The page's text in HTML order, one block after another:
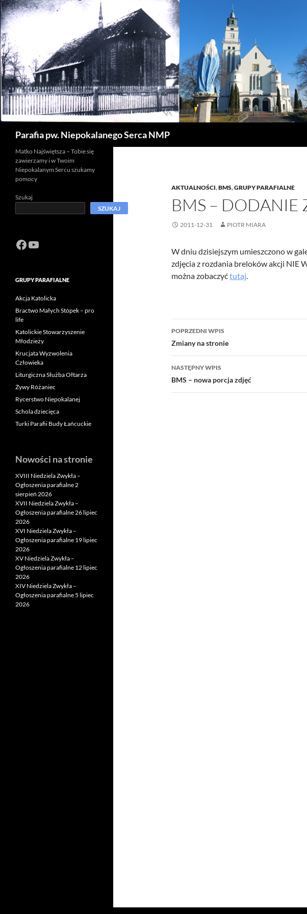
Parafia pw. Niepokalanego Serca NMP
AKTUALNOŚCI,BMS,GRUPY PARAFIALNE
BMS – DODANIE
2011-12-31 PIOTR MIARA
W dniu dzisiejszym umieszczono w
zdjęcia z rozdania breloków akcji NIE
można zobaczyćtutaj.
Nawigacja
wpisu
POPRZEDNI WPIS
Zmiany na stronie
NASTĘPNY WPIS
BMS – nowa porcja zdjęć
Matko Najświętsza – Tobie się
zawierzamy i w Twoim
Niepokalanym Sercu szukamy
pomocy
Szukaj
SZUKAJ
Facebook
https://www.youtube.com/channel/
GRUPY PARAFIALNE
Akcja Katolicka
Bractwo Małych Stópek – pro
life
Katolickie Stowarzyszenie
Młodzieży
Krucjata Wyzwolenia
Człowieka
Liturgiczna Służba Ołtarza
Żywy Różaniec
Rycerstwo Niepokalanej
Schola dziecięca
Turki Parafii Budy Łańcuckie
Nowości na stronie
XVIII Niedziela Zwykła –
Ogłoszenia parafialne 2
sierpień 2026
XVII Niedziela Zwykła –
Ogłoszenia parafialne 26 lipiec
2026
XVI Niedziela Zwykła –
Ogłoszenia parafialne 19 lipiec
2026
XV Niedziela Zwykła –
Ogłoszenia parafialne 12 lipiec
2026
XIV Niedziela Zwykła –
Ogłoszenia parafialne 5 lipiec
2026